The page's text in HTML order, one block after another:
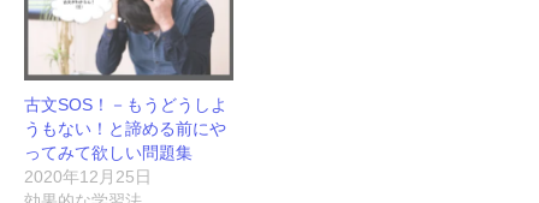
古文SOS！－もうどうしよ
うもない！と諦める前にや
ってみて欲しい問題集
2020年12月25日